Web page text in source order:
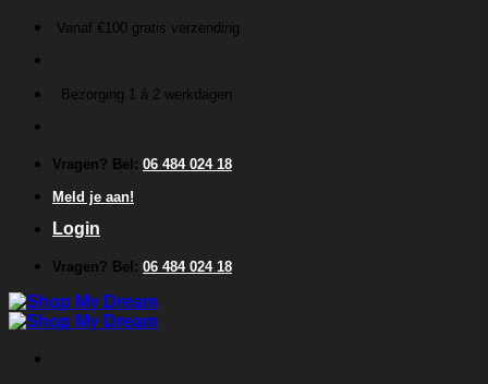
inhoud
Vanaf €100 gratis verzending
Bezorging 1 á 2 werkdagen
Vragen? Bel: 06 484 024 18
Meld je aan!
Login
Vragen? Bel: 06 484 024 18